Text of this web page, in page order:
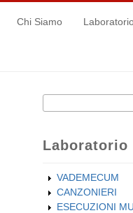
Chi Siamo
Form di
Cerca
Laboratorio
VADEMECUM
CANZONIERI
ESECUZIONI